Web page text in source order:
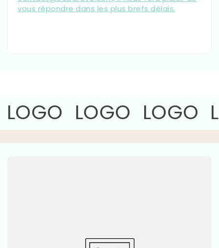
vous répondre dans les plus brefs délais.
LOGO LOGO LOGO